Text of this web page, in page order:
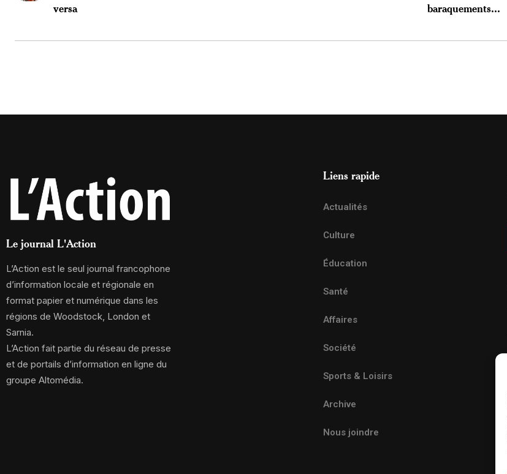
versa
baraquements...
Le journal L'Action
L’Action est le seul journal francophone
d’information locale et régionale en
format papier et numérique dans les
régions de Woodstock, London et
Sarnia.
L’Action fait partie du réseau de presse
et de portails d’information en ligne du
groupe Altomédia.
Liens rapide
Actualités
Culture
Éducation
Santé
Affaires
Société
Sports & Loisirs
Archive
Nous joindre